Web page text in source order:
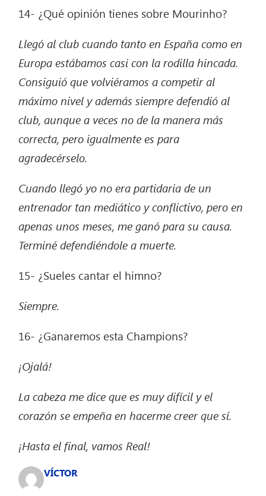
14- ¿Qué opinión tienes sobre Mourinho?
Llegó al club cuando tanto en España como en
Europa estábamos casi con la rodilla hincada.
Consiguió que volviéramos a competir al
máximo nivel y además siempre defendió al
club, aunque a veces no de la manera más
correcta, pero igualmente es para
agradecérselo.
Cuando llegó yo no era partidaria de un
entrenador tan mediático y conflictivo, pero en
apenas unos meses, me ganó para su causa.
Terminé defendiéndole a muerte.
15- ¿Sueles cantar el himno?
Siempre.
16- ¿Ganaremos esta Champions?
¡Ojalá!
La cabeza me dice que es muy difícil y el
corazón se empeña en hacerme creer que sí.
¡Hasta el final, vamos Real!
VÍCTOR